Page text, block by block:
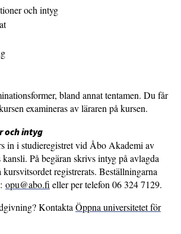
och intyg
bland annat tentamen. Du får
examineras av läraren på kursen.
och intyg
in i studieregistret vid Åbo Akademi av
På begäran skrivs intyg på avlagda
kursvitsordet registrerats. Beställningarna
opu@abo.fi eller per telefon 06 324 7129.
Kontakta Öppna universitetet för